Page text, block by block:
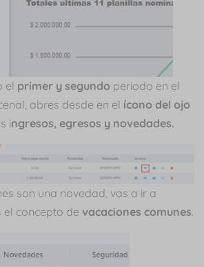
el primer y segundo periodo en el
abres desde en el ícono del ojo
ingresos, egresos y novedades.
son una novedad, vas a ir a
el concepto de vacaciones comunes.